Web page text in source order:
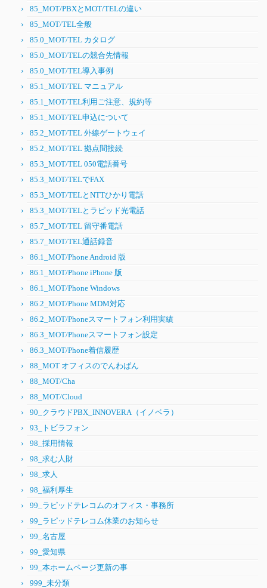
85_MOT/PBXとMOT/TELの違い
85_MOT/TEL全般
85.0_MOT/TEL カタログ
85.0_MOT/TELの競合先情報
85.0_MOT/TEL導入事例
85.1_MOT/TEL マニュアル
85.1_MOT/TEL利用ご注意、規約等
85.1_MOT/TEL申込について
85.2_MOT/TEL 外線ゲートウェイ
85.2_MOT/TEL 拠点間接続
85.3_MOT/TEL 050電話番号
85.3_MOT/TELでFAX
85.3_MOT/TELとNTTひかり電話
85.3_MOT/TELとラピッド光電話
85.7_MOT/TEL 留守番電話
85.7_MOT/TEL通話録音
86.1_MOT/Phone Android 版
86.1_MOT/Phone iPhone 版
86.1_MOT/Phone Windows
86.2_MOT/Phone MDM対応
86.2_MOT/Phoneスマートフォン利用実績
86.3_MOT/Phoneスマートフォン設定
86.3_MOT/Phone着信履歴
88_MOT オフィスのでんわばん
88_MOT/Cha
88_MOT/Cloud
90_クラウドPBX_INNOVERA（イノベラ）
93_トビラフォン
98_採用情報
98_求む人財
98_求人
98_福利厚生
99_ラピッドテレコムのオフィス・事務所
99_ラピッドテレコム休業のお知らせ
99_名古屋
99_愛知県
99_本ホームページ更新の事
999_未分類